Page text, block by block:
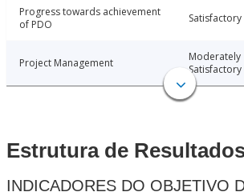
Progress towards achievement
of PDO
Satisfactory
Project Management
Moderately
Satisfactory
Estrutura de
INDICADORES DO OBJETIVO